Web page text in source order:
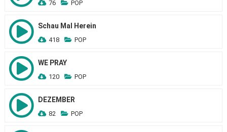
76 POP
Schau Mal Herein
418 POP
WE PRAY
120 POP
DEZEMBER
82 POP